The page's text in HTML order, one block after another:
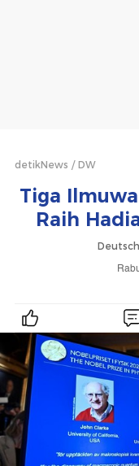
detikNews DW
Tiga
Raih